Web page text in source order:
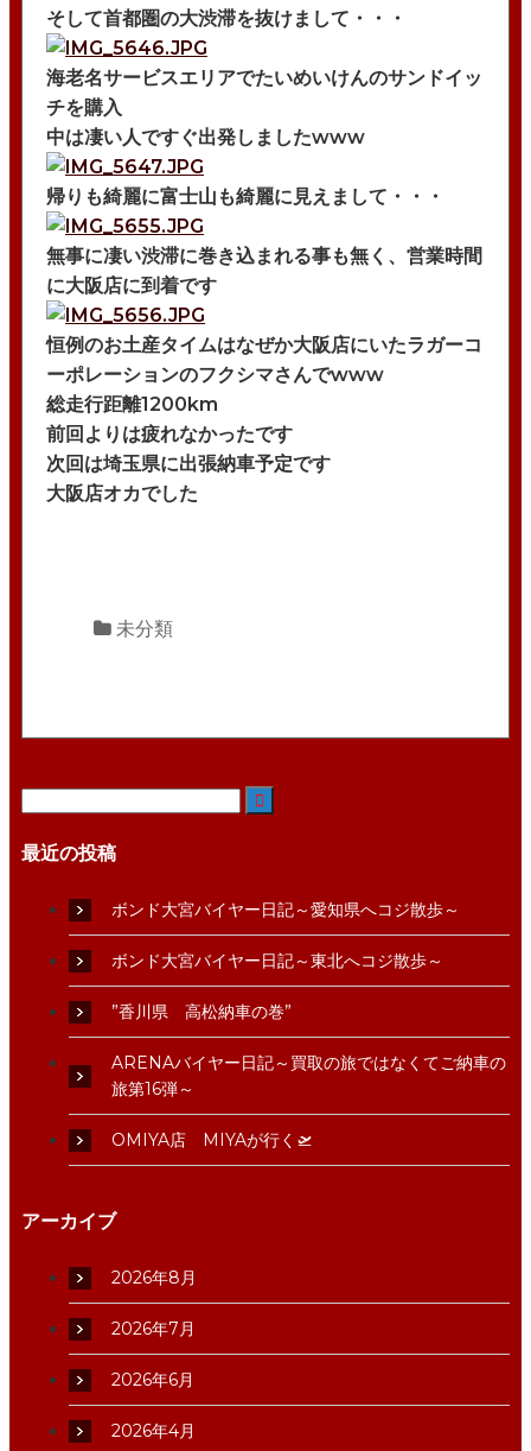
そして首都圏の大渋滞を抜けまして・・・
海老名サービスエリアでたいめいけんのサンドイッ
チを購入
中は凄い人ですぐ出発しましたwww
帰りも綺麗に富士山も綺麗に見えまして・・・
無事に凄い渋滞に巻き込まれる事も無く、営業時間
に大阪店に到着です
恒例のお土産タイムはなぜか大阪店にいたラガーコ
ーポレーションのフクシマさんでwww
総走行距離1200km
前回よりは疲れなかったです
次回は埼玉県に出張納車予定です
大阪店オカでした
未分類

最近の投稿
ボンド大宮バイヤー日記～愛知県へコジ散歩～
ボンド大宮バイヤー日記～東北へコジ散歩～
”香川県 高松納車の巻”
ARENAバイヤー日記～買取の旅ではなくてご納車の
旅第16弾～
OMIYA店 MIYAが行く🛫
アーカイブ
2026年8月
2026年7月
2026年6月
2026年4月